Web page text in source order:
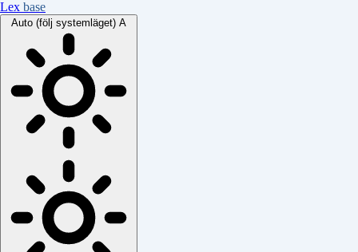
Lex base
Auto (följ systemläget) A